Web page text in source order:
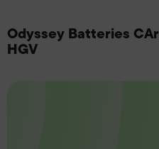
Odyssey Batteries CAr
HGV